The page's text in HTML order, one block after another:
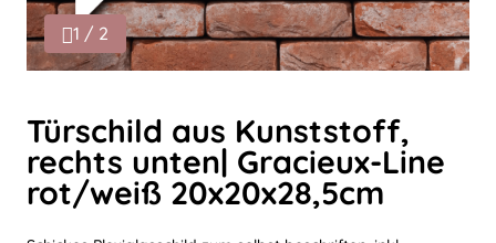
1 / 2
Türschild aus Kunststoff,
rechts unten| Gracieux-Line
rot/weiß 20x20x28,5cm